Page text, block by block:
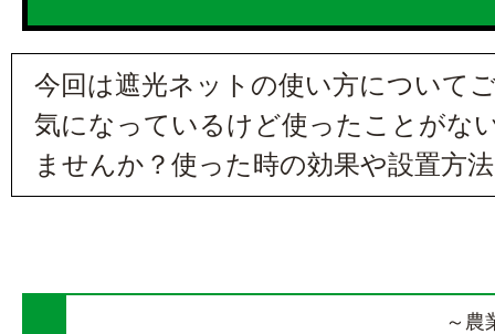
今回は遮光ネットの使い方について
気になっているけど使ったことがな
ませんか？使った時の効果や設置方
～農